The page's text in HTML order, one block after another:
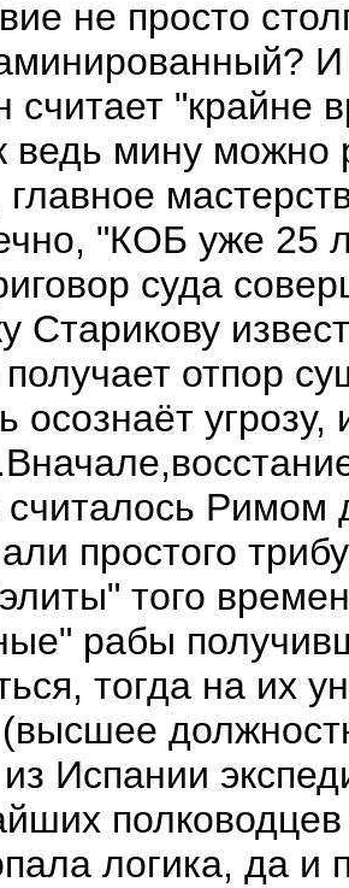
не просто
считает "крайне
ведь мину можно
главное
"КОБ уже 25
суда
Старикову
отпор
осознаёт
считалось Римом
простого
того
рабы
тогда на их
(высшее
Испании
логика, да и